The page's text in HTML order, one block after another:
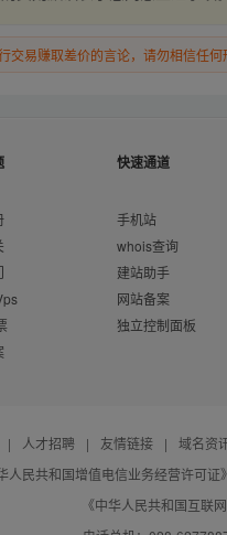
易赚取差价的言论，请勿相信任
快速通道
手机站
whois查询
建站助手
网站备案
独立控制面板
| 人才招聘 | 友情链接 | 域名资
人民共和国增值电信业务经营许可
《中华人民共和国互联